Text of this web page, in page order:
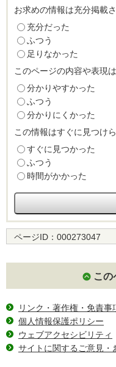
お求めの情報は充分掲載
充分だった
ふつう
足りなかった
このページの内容や表現
分かりやすかった
ふつう
分かりにくかった
この情報はすぐに見つけ
すぐに見つかった
ふつう
時間がかかった
ページID： 000273047
この
リンク・著作権・免責事
個人情報保護ポリシー
ウェブアクセシビリティ
サイトに関するご意見・